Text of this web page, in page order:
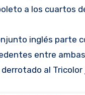
a los cuartos
inglés parte
entre
al